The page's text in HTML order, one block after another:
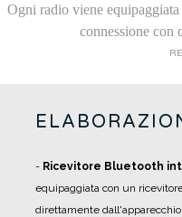
Ogni radio viene
connessione con
- Ricevitore Bluetooth
equipaggiata con un
direttamente